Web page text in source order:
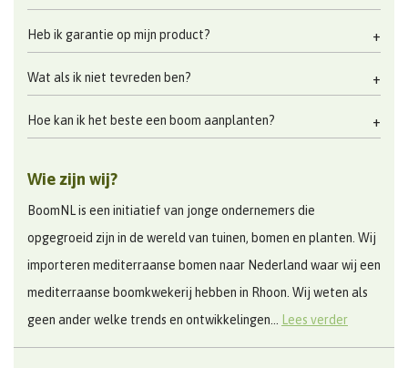
Heb ik garantie op mijn product?
Wat als ik niet tevreden ben?
Hoe kan ik het beste een boom aanplanten?
Wie zijn wij?
BoomNL is een initiatief van jonge ondernemers die
opgegroeid zijn in de wereld van tuinen, bomen en planten. Wij
importeren mediterraanse bomen naar Nederland waar wij een
mediterraanse boomkwekerij hebben in Rhoon. Wij weten als
geen ander welke trends en ontwikkelingen...
Lees verder